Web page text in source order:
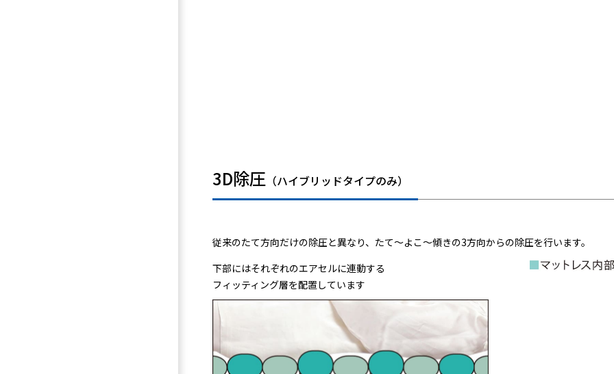
3D除圧 （ハイブリッドタイプのみ）
従来のたて方向だけの除圧と異なり、たて～よこ～傾きの3方向からの除圧を行います。
下部にはそれぞれのエアセルに連動する
フィッティング層を配置しています